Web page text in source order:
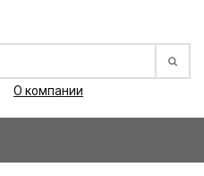
О компании